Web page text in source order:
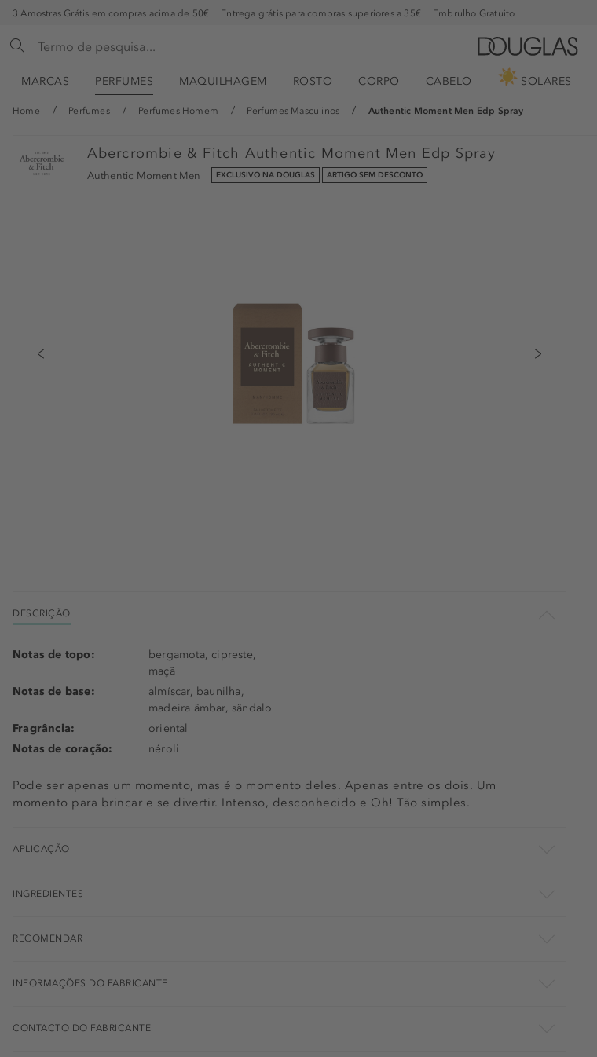
3 Amostras Grátis em compras acima de 50€ Entrega grátis para compras superiores a 35€ Embrulho Gratuito
MARCAS PERFUMES MAQUILHAGEM ROSTO CORPO CABELO SOLARES
Home Perfumes Perfumes Homem Perfumes Masculinos Authentic Moment Men Edp Spray
Abercrombie & Fitch Authentic Moment Men Edp Spray
Authentic Moment Men EXCLUSIVO NA DOUGLAS ARTIGO SEM DESCONTO
DESCRIÇÃO
Pode ser apenas um momento, mas é o momento deles. Apenas entre os dois. Um
momento para brincar e se divertir. Intenso, desconhecido e Oh! Tão simples.
Notas de topo:
bergamota, cipreste,
maçã
Notas de base:
almíscar, baunilha,
madeira âmbar, sândalo
Fragrância:
oriental
Notas de coração:
néroli
APLICAÇÃO
INGREDIENTES
RECOMENDAR
INFORMAÇÕES DO FABRICANTE
CONTACTO DO FABRICANTE